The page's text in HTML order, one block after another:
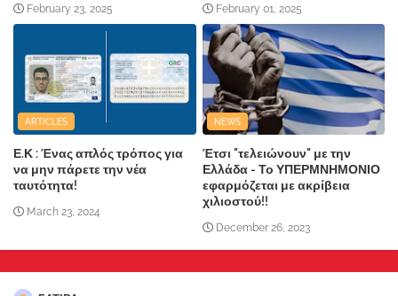
February 23, 2025 February 01, 2025
ARTICLES
Ε.Κ : Ένας απλός τρόπος για
να μην πάρετε την νέα
ταυτότητα!
March 23, 2024
NEWS
Έτσι "τελειώνουν" με την
Ελλάδα - Το ΥΠΕΡΜΝΗΜΟΝΙΟ
εφαρμόζεται με ακρίβεια
χιλιοστού!!
December 26, 2023